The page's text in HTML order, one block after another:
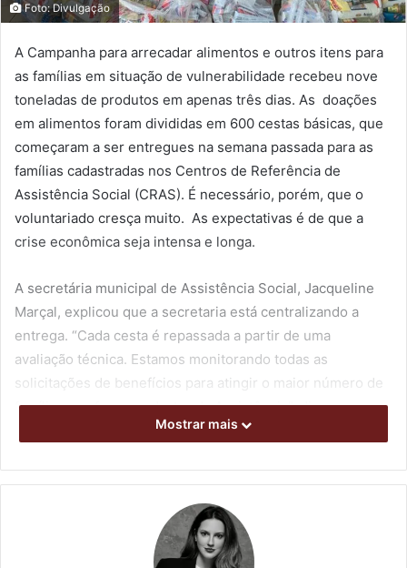
Foto: Divulgação
A Campanha para arrecadar alimentos e outros itens para
as famílias em situação de vulnerabilidade recebeu nove
toneladas de produtos em apenas três dias. As doações
em alimentos foram divididas em 600 cestas básicas, que
começaram a ser entregues na semana passada para as
famílias cadastradas nos Centros de Referência de
Assistência Social (CRAS). É necessário, porém, que o
voluntariado cresça muito. As expectativas é de que a
crise econômica seja intensa e longa.
A secretária municipal de Assistência Social, Jacqueline
Marçal, explicou que a secretaria está centralizando a
entrega. “Cada cesta é repassada a partir de uma
avaliação técnica. Estamos monitorando todas as
solicitações de benefícios para atingir o maior número de
famílias, conforme cadastro da Assistência”, disse.
Mostrar mais